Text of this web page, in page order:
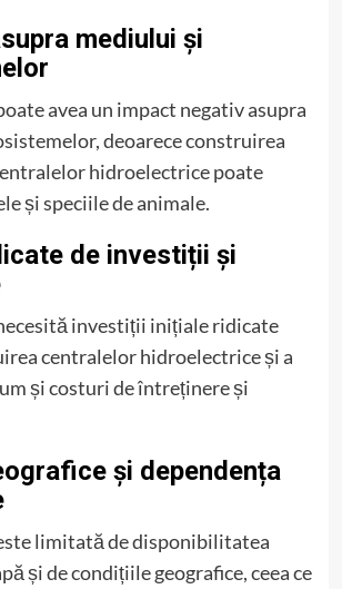
mediului și
avea un impact negativ asupra
deoarece construirea
hidroelectrice poate
și speciile de animale.
de investiții și
investiții inițiale ridicate
centralelor hidroelectrice și a
și costuri de întreținere și
și dependența
limitată de disponibilitatea
și de condițiile geografice, ceea ce